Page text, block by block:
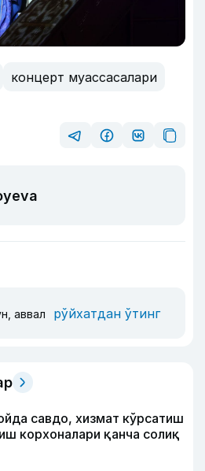
концерт муассасалари
аввал рўйхатдан ўтинг
савдо, хизмат кўрсатиш
корхоналари қанча солиқ